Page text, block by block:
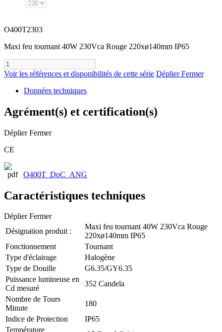
O400T2303
Maxi feu tournant 40W 230Vca Rouge 220xø140mm IP65
Voir les références et disponibilités de cette série Déplier Fermer
Données techniques
Agrément(s) et certification(s)
Déplier Fermer
CE
O400T_DoC_ANG
Caractéristiques techniques
Déplier Fermer
Désignation produit :
Maxi feu tournant 40W 230Vca Rouge
220xø140mm IP65
Fonctionnement
Tournant
Type d'éclairage
Halogène
Type de Douille
G6.35/GY6.35
Puissance lumineuse en
Cd mesuré
352 Candela
Nombre de Tours
Minute
180
Indice de Protection
IP65
Température